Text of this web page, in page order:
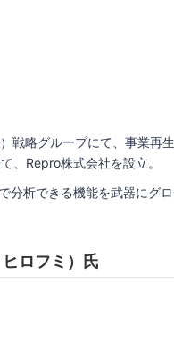
戦略グループにて、事業再
、Repro株式会社を設立。
分析できる機能を武器にグ
ロフミ）氏